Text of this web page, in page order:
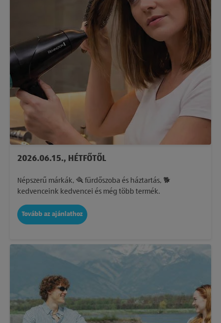
2026.06.15., HÉTFŐTŐL
Népszerű márkák, 🪮 fürdőszoba és háztartás, 🐕
kedvenceink kedvencei és még több termék.
Tovább az ajánlathoz